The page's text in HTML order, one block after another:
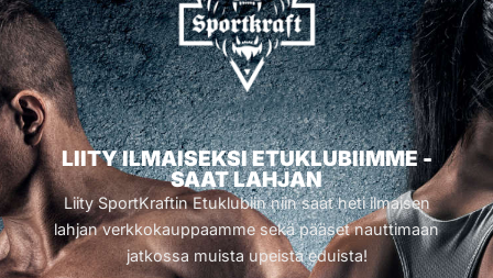
LIITY ILMAISEKSI ETUKLUBIIMME -
SAAT LAHJAN
Liity SportKraftin Etuklubiin niin saat heti ilmaisen
lahjan verkkokauppaamme sekä pääset nauttimaan
jatkossa muista upeista eduista!